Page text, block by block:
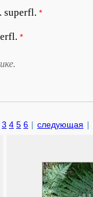
superfl. *
*
3 4 5 6 | следующая |